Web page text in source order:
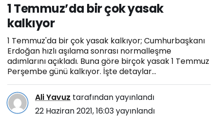
1 Temmuz’da bir çok yasak
kalkıyor
1 Temmuz'da bir çok yasak kalkıyor; Cumhurbaşkanı
Erdoğan hızlı aşılama sonrası normalleşme
adımlarını açıkladı. Buna göre birçok yasak 1 Temmuz
Perşembe günü kalkıyor. İşte detaylar...
Ali Yavuz tarafından yayınlandı
22 Haziran 2021, 16:03yayınlandı